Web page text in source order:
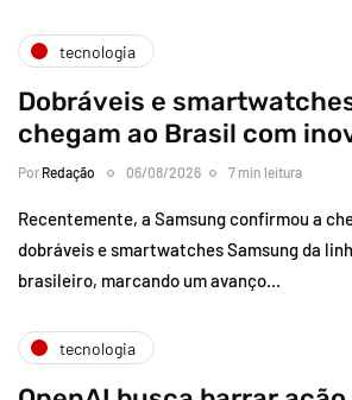
tecnologia
Dobráveis e
chegam ao Brasil com
Por Redação 06/08/2026 7 min leitura
Recentemente, a Samsung confirmou a
dobráveis e smartwatches Samsung da
brasileiro, marcando um avanço…
tecnologia